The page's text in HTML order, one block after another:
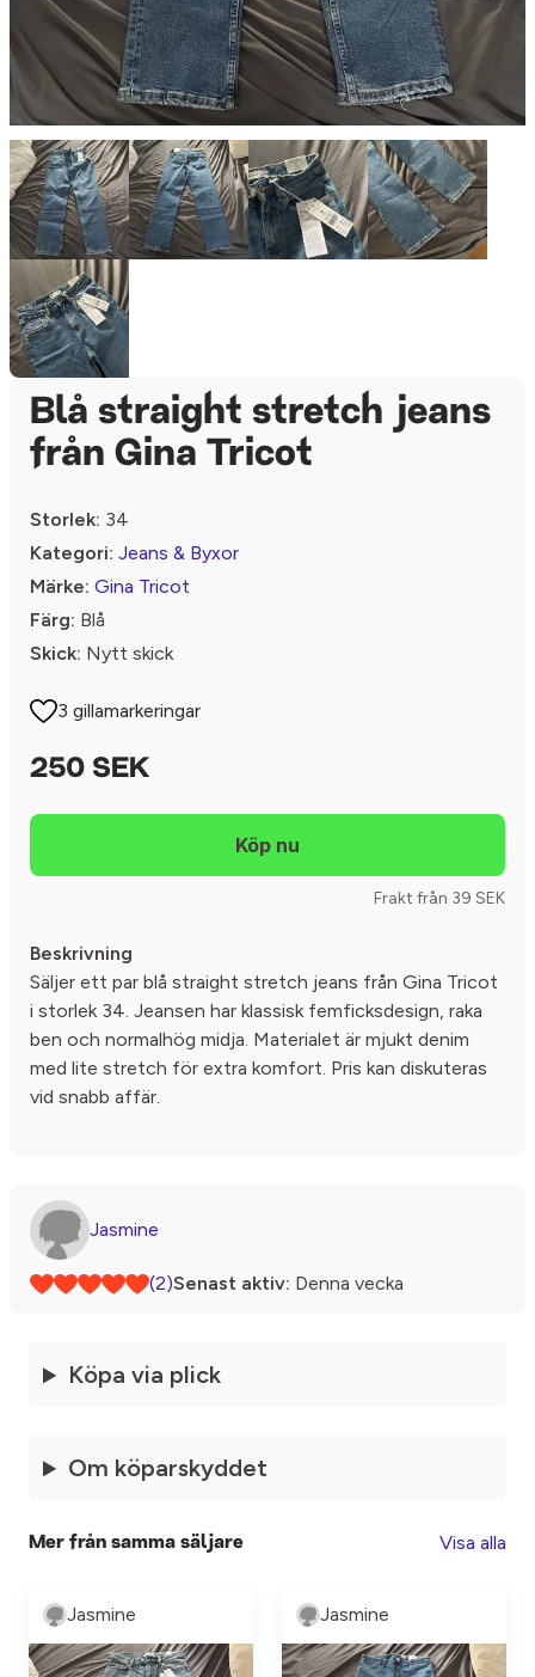
Blå straight stretch jeans
från Gina Tricot
Storlek: 34
Kategori: Jeans & Byxor
Märke: Gina Tricot
Färg: Blå
Skick: Nytt skick
3 gillamarkeringar
250 SEK
Frakt från 39 SEK
Beskrivning
Säljer ett par blå straight stretch jeans från Gina Tricot
i storlek 34. Jeansen har klassisk femficksdesign, raka
ben och normalhög midja. Materialet är mjukt denim
med lite stretch för extra komfort. Pris kan diskuteras
vid snabb affär.
Jasmine
(2)Senast aktiv: Denna vecka
Köpa via plick
Om köparskyddet
Mer från samma säljare Visa alla
Jasmine Jasmine